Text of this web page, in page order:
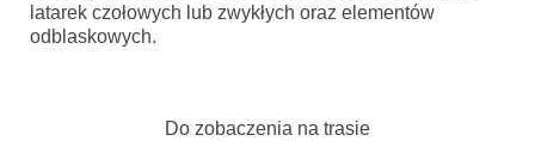
latarek czołowych lub zwykłych oraz elementów
odblaskowych.
Do zobaczenia na trasie